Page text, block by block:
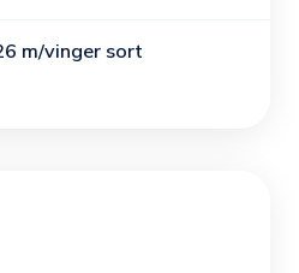
m/vinger sort